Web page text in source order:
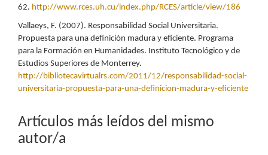
62. http://www.rces.uh.cu/index.php/RCES/article/view/186
Vallaeys, F. (2007). Responsabilidad Social Universitaria.
Propuesta para una definición madura y eficiente. Programa
para la Formación en Humanidades. Instituto Tecnológico y de
Estudios Superiores de Monterrey.
http://bibliotecavirtualrs.com/2011/12/responsabilidad-social-
universitaria-propuesta-para-una-definicion-madura-y-eficiente
Artículos más leídos del mismo
autor/a